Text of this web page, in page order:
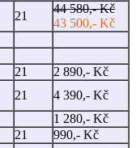
21
44 580,- Kč
43 500,- Kč
21
2 890,- Kč
21
4 390,- Kč
1 280,- Kč
21
990,- Kč